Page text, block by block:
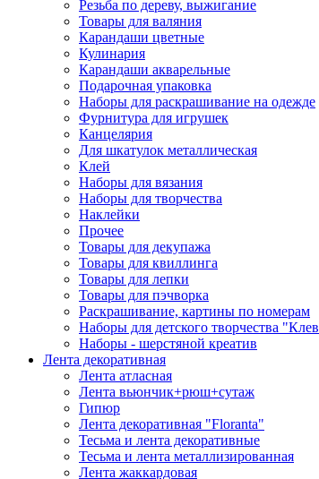
Резьба по дереву, выжигание
Товары для валяния
Карандаши цветные
Кулинария
Карандаши акварельные
Подарочная упаковка
Наборы для раскрашивание на одежде
Фурнитура для игрушек
Канцелярия
Для шкатулок металлическая
Клей
Наборы для вязания
Наборы для творчества
Наклейки
Прочее
Товары для декупажа
Товары для квиллинга
Товары для лепки
Товары для пэчворка
Раскрашивание, картины по номерам
Наборы для детского творчества
Наборы - шерстяной креатив
Лента декоративная
Лента атласная
Лента вьюнчик+рюш+сутаж
Гипюр
Лента декоративная "Floranta"
Тесьма и лента декоративные
Тесьма и лента металлизированная
Лента жаккардовая